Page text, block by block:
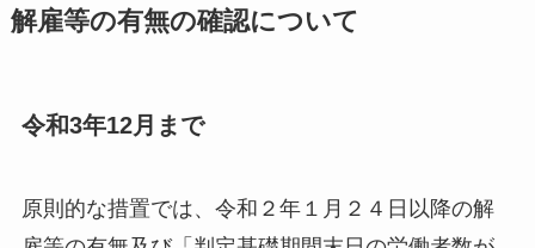
解雇等の有無の確認について
令和3年12月まで
原則的な措置では、令和２年１月２４日以降の解